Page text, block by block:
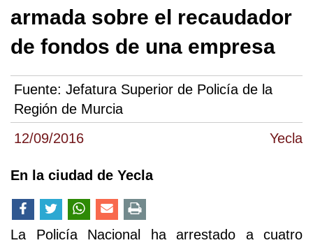
12/09/2016 Yecla
armada sobre el recaudador
de fondos de una empresa
Fuente: Jefatura Superior de Policía de la
Región de Murcia
En la ciudad de Yecla
La Policía Nacional ha arrestado a cuatro